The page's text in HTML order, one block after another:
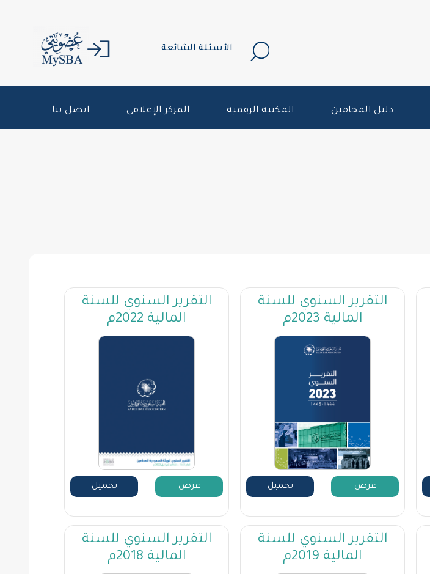
الأسئلة الشائعة
دليل المحامين المكتبة الرقمية المركز الإعلامي اتصل بنا
التقرير السنوي للسنة
المالية 2023م
عرض تحميل
التقرير السنوي للسنة
المالية 2022م
عرض تحميل
التقرير السنوي للسنة
المالية 2019م
التقرير السنوي للسنة
المالية 2018م